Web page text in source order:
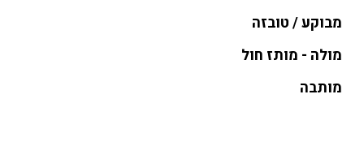
מבוקע / טובזה
מולה - מותז חול
מותבה